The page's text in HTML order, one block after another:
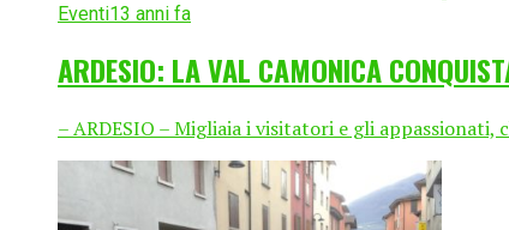
Eventi13 anni fa
ARDESIO: LA VAL CAMONICA
– ARDESIO – Migliaia i visitatori e gli appassionati,